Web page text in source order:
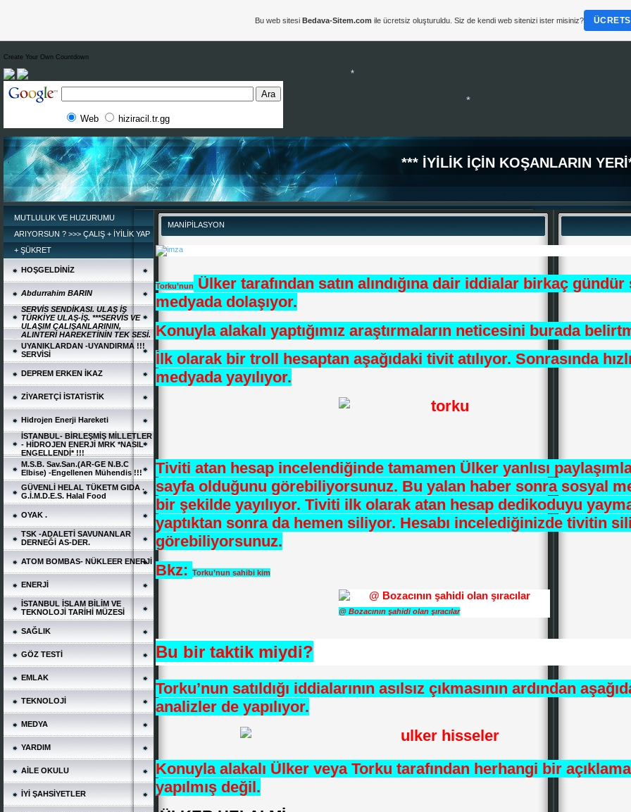
Create Your Own Countdown
Web hiziracil.tr.gg
*** İYİLİK İÇİN KOŞANLARIN
MUTLULUK VE HUZURUMU
ARIYORSUN ? >>> ÇALIŞ + İYİLİK YAP
+ ŞÜKRET
HOŞGELDİNİZ
Abdurrahim BARIN
SERVİS SENDİKASI. ULAŞ İŞ
TÜRKİYE ULAŞ-İŞ. ***SERVİS VE
ULAŞIM ÇALIŞANLARININ,
ALINTERİ HAREKETİNİN TEK SESİ.
UYANIKLARDAN -UYANDIRMA !!!
SERVİSİ
DEPREM ERKEN İKAZ
ZİYARETÇİ İSTATİSTİK
Hidrojen Enerji Hareketi
İSTANBUL- BİRLEŞMİŞ MİLLETLER
- HİDROJEN ENERJİ MRK *NASIL
ENGELLENDİ* !!!
M.S.B. Sav.San.(AR-GE N.B.C
Elbise) -Engellenen Mühendis !!!
GÜVENLİ HELAL TÜKETM GIDA .
G.İ.M.D.E.S. Halal Food
OYAK .
TSK -ADALETİ SAVUNANLAR
DERNEĞİ AS-DER.
ATOM BOMBAS- NÜKLEER ENERJİ
ENERJİ
İSTANBUL İSLAM BİLİM VE
TEKNOLOJİ TARİHİ MÜZESİ
SAĞLIK
GÖZ TESTİ
EMLAK
TEKNOLOJİ
MEDYA
YARDIM
AİLE OKULU
İYİ ŞAHSİYETLER
MANİPİLASYON
Torku’nun
Ülker tarafından satın alındığına dair iddialar birkaç
medyada dolaşıyor.
Konuyla alakalı yaptığımız araştırmaların neticesini burada
İlk olarak bir troll hesaptan aşağıdaki tivit atılıyor. Sonrasında
medyada yayılıyor.
Tiviti atan hesap incelendiğinde tamamen Ülker yanlısı
sayfa olduğunu görebiliyorsunuz. Bu yalan haber sonra sosyal
bir şekilde yayılıyor. Tiviti ilk olarak atan hesap dedikoduyu
yaptıktan sonra da hemen siliyor. Hesabı incelediğinizde tivitin
görebiliyorsunuz.
Bkz: Torku’nun sahibi kim
@ Bozacının şahidi olan şıracılar
Bu bir taktik miydi?
Torku’nun satıldığı iddialarının asılsız çıkmasının ardından
analizler de yapılıyor.
Konuyla alakalı Ülker veya Torku tarafından herhangi bir
yapılmış değil.
Bu web sitesi Bedava-Sitem.com ile ücretsiz oluşturuldu. Siz de kendi web sitenizi ister misiniz?
*